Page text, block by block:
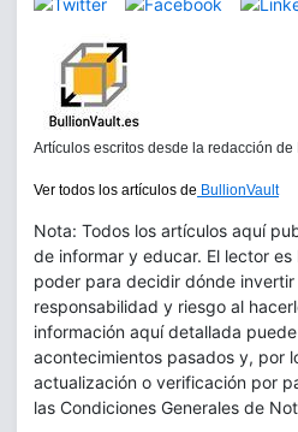
Artículos escritos desde la redacción de
Ver todos los artículos de BullionVault
Nota: Todos los artículos aquí
de informar y educar. El lector
poder para decidir dónde
responsabilidad y riesgo al
información aquí detallada
acontecimientos pasados y, por
actualización o verificación por
las Condiciones Generales de